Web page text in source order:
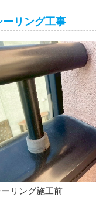
ーリング工事
ーリング施工前